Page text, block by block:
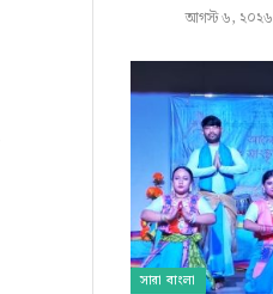
আগস্ট ৬, ২০২৬
সারা বাংলা